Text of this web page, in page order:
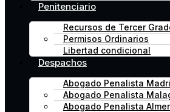
Penitenciario
Recursos de Tercer
Permisos Ordinarios
Libertad condicional
Despachos
Abogado Penalista
Abogado Penalista
Abogado Penalista